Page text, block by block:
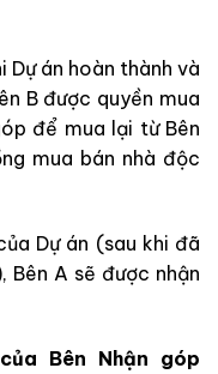
Dự án hoàn thành và
B được quyền mua
để mua lại từ Bên
mua bán nhà độc
Dự án (sau khi đã
Bên A sẽ được nhận
Bên Nhận góp